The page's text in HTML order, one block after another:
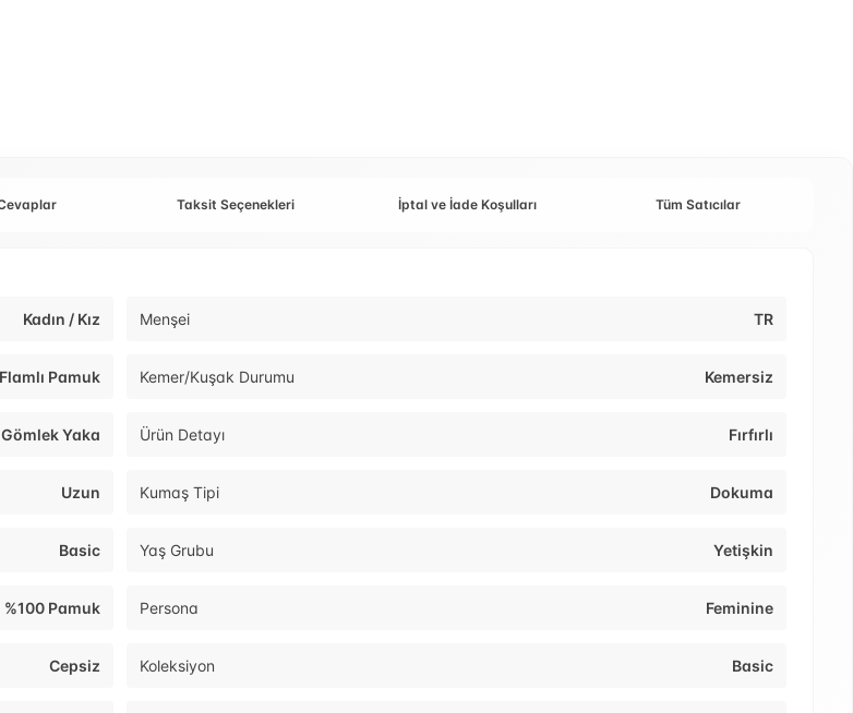
Taksit Seçenekleri İptal ve İade Koşulları Tüm Satıcılar
Kadın / Kız Menşei TR
Flamlı Pamuk Kemer/Kuşak Durumu Kemersiz
Gömlek Yaka Ürün Detayı Fırfırlı
Uzun Kumaş Tipi Dokuma
Basic Yaş Grubu Yetişkin
%100 Pamuk Persona Feminine
Cepsiz Koleksiyon Basic